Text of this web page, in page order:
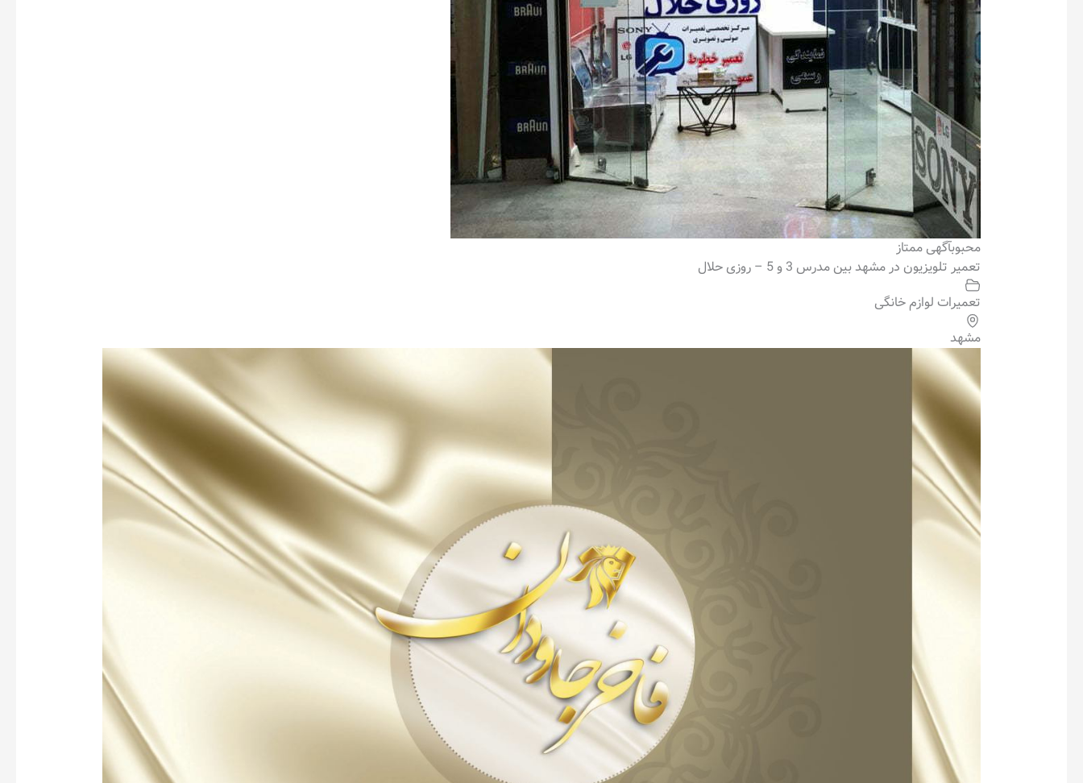
محبوبآگهی ممتاز
تعمیر تلویزیون در مشهد بین مدرس 3 و 5 – روزی حلال
تعمیرات لوازم خانگی
مشهد